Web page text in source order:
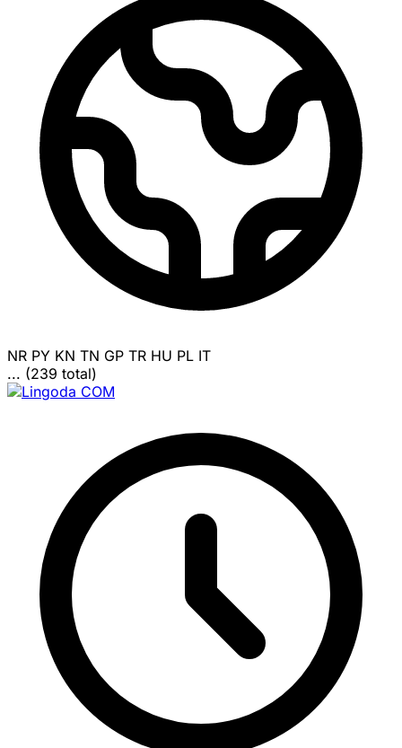
NR PY KN TN GP TR HU PL IT
... (239 total)